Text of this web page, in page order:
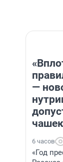
—
чашек
6 часов
«Год